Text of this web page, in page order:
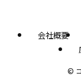
会社概要
©